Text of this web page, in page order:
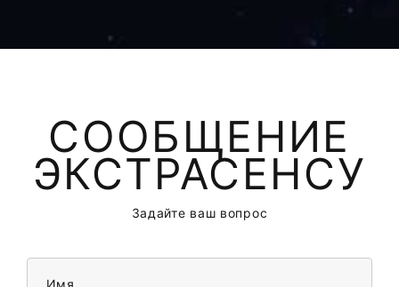
СООБЩЕНИЕ
ЭКСТРАСЕНСУ
Задайте ваш вопрос